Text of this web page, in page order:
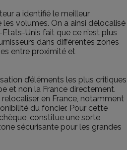
a identifié le meilleur
volumes. On a ainsi délocalisé
Unis fait que ce n’est plus
dans différentes zones
entre proximité et
d’éléments les plus critiques
et non la France directement.
en France, notamment
du foncier. Pour cette
constitue une sorte
sécurisante pour les grandes